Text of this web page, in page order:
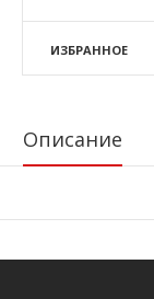
ИЗБРАННОЕ
Описание